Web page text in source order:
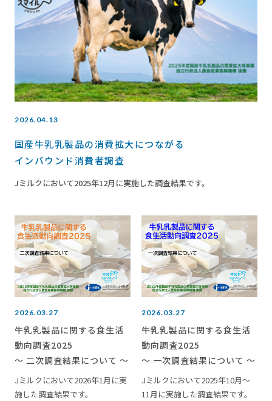
2026.04.13
国産牛乳乳製品の消費拡大につながる
インバウンド消費者調査
Jミルクにおいて2025年12月に実施した調査結果です。
2026.03.27
牛乳乳製品に関する食生活
動向調査2025
～ 二次調査結果について ～
Jミルクにおいて2026年1月に実
施した調査結果です。
2026.03.27
牛乳乳製品に関する食生活
動向調査2025
～ 一次調査結果について ～
Jミルクにおいて2025年10月～
11月に実施した調査結果です。